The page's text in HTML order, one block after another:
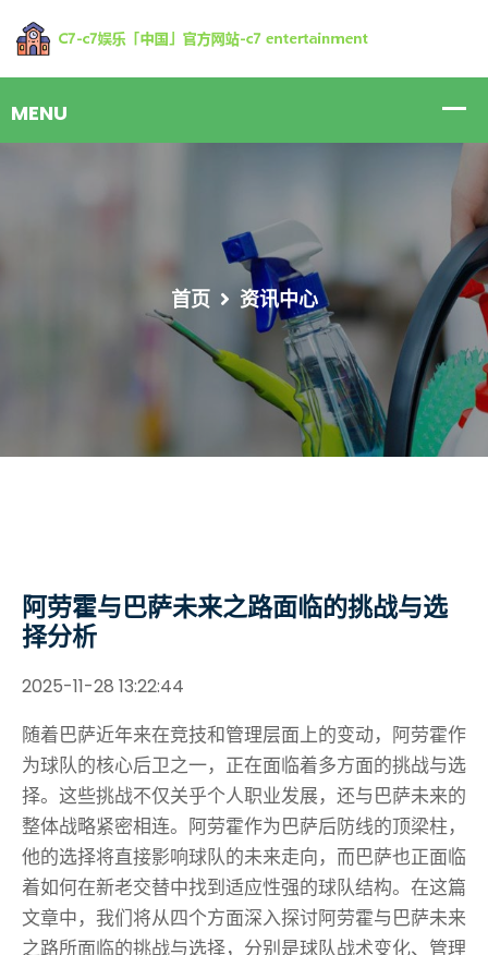
首页 资讯中心
阿劳霍与巴萨未来之路面临的挑战与选
择分析
2025-11-28 13:22:44
随着巴萨近年来在竞技和管理层面上的变动，阿劳霍作
为球队的核心后卫之一，正在面临着多方面的挑战与选
择。这些挑战不仅关乎个人职业发展，还与巴萨未来的
整体战略紧密相连。阿劳霍作为巴萨后防线的顶梁柱，
他的选择将直接影响球队的未来走向，而巴萨也正面临
着如何在新老交替中找到适应性强的球队结构。在这篇
文章中，我们将从四个方面深入探讨阿劳霍与巴萨未来
之路所面临的挑战与选择，分别是球队战术变化、管理